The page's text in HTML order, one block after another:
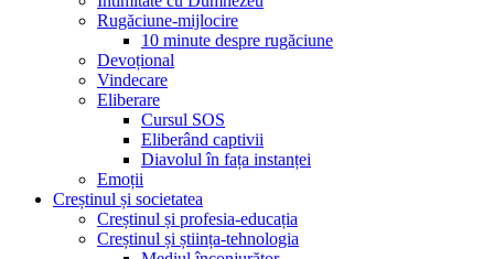
Rugăciune-mijlocire
10 minute despre rugăciune
Devoțional
Vindecare
Eliberare
Cursul SOS
Eliberând captivii
Diavolul în fața instanței
Emoții
Creștinul și societatea
Creștinul și profesia-educația
Creștinul și știința-tehnologia